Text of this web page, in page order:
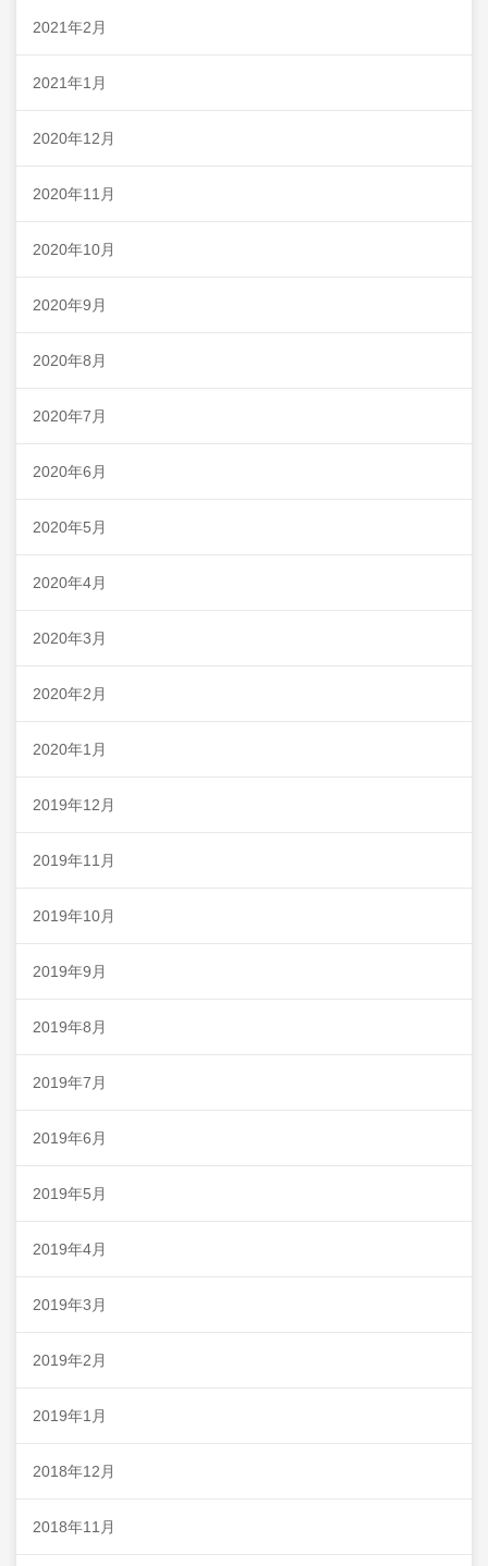
2021年2月
2021年1月
2020年12月
2020年11月
2020年10月
2020年9月
2020年8月
2020年7月
2020年6月
2020年5月
2020年4月
2020年3月
2020年2月
2020年1月
2019年12月
2019年11月
2019年10月
2019年9月
2019年8月
2019年7月
2019年6月
2019年5月
2019年4月
2019年3月
2019年2月
2019年1月
2018年12月
2018年11月